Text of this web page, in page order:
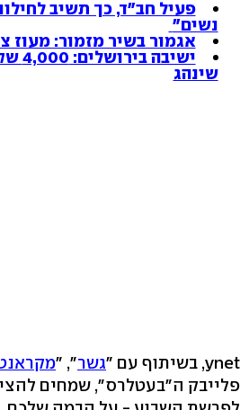
פעיל חב"ד, כך תשיב
נשים"
אגמור בשיר מזמור: מעוז צור ב-32
שינהג
ynet, בשיתוף עם " גשר", "
פלייבק ה"בעטלרס", שמחים